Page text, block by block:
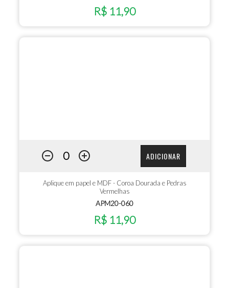
R$ 11,90
ADICIONAR
Aplique em papel e MDF - Coroa Dourada e Pedras
Vermelhas
APM20-060
R$ 11,90